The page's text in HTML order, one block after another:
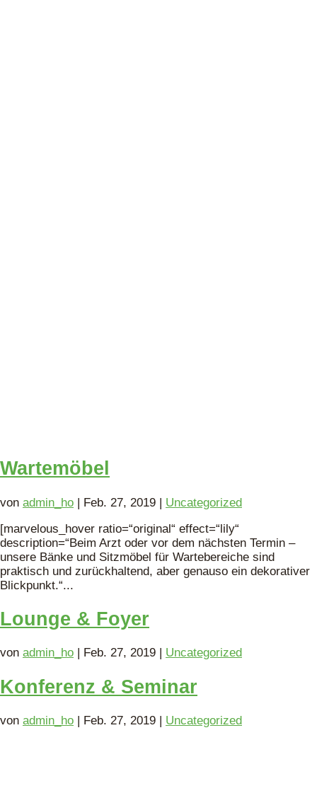
Wartemöbel
von admin_ho | Feb. 27, 2019 | Uncategorized
[marvelous_hover ratio=“original“ effect=“lily“
description=“Beim Arzt oder vor dem nächsten Termin –
unsere Bänke und Sitzmöbel für Wartebereiche sind
praktisch und zurückhaltend, aber genauso ein dekorativer
Blickpunkt.“...
Lounge & Foyer
von admin_ho Feb. 27, 2019 Uncategorized
Konferenz & Seminar
von admin_ho Feb. 27, 2019 Uncategorized